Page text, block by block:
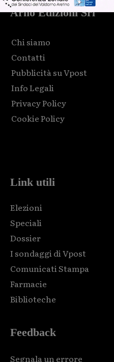
Arno Edizioni Srl
Chi siamo
Contatti
Pubblicità su Vpost
Info Legali
Privacy Policy
Cookie Policy
Link utili
Elezioni
Speciali
Dossier
I sondaggi di Vpost
Comunicati Stampa
Farmacie
Biblioteche
Feedback
Segnala un errore